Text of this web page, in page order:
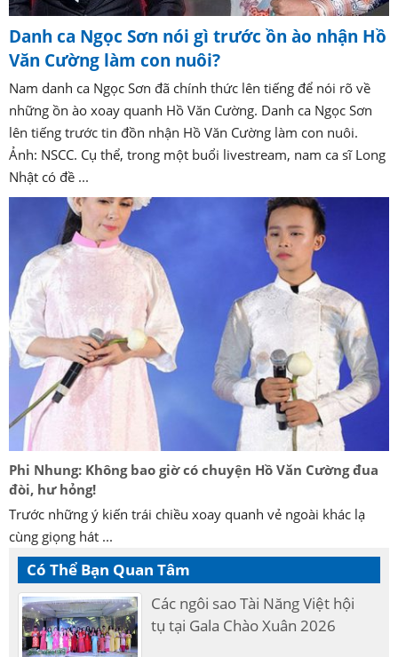
Danh ca Ngọc Sơn nói gì trước ồn ào nhận Hồ
Văn Cường làm con nuôi?
Nam danh ca Ngọc Sơn đã chính thức lên tiếng để nói rõ về
những ồn ào xoay quanh Hồ Văn Cường. Danh ca Ngọc Sơn
lên tiếng trước tin đồn nhận Hồ Văn Cường làm con nuôi.
Ảnh: NSCC. Cụ thể, trong một buổi livestream, nam ca sĩ Long
Nhật có đề ...
Phi Nhung: Không bao giờ có chuyện Hồ Văn Cường đua
đòi, hư hỏng!
Trước những ý kiến trái chiều xoay quanh vẻ ngoài khác lạ
cùng giọng hát ...
Có Thể Bạn Quan Tâm
Các ngôi sao Tài Năng Việt hội
tụ tại Gala Chào Xuân 2026